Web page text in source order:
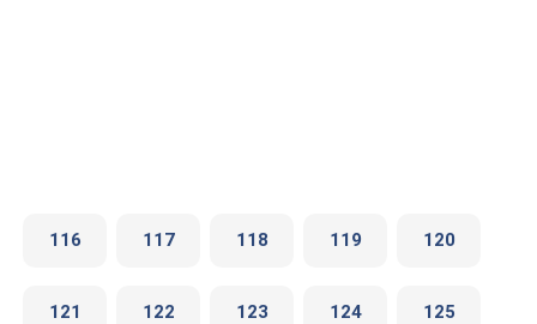
116 117 118 119 120
121 122 123 124 125